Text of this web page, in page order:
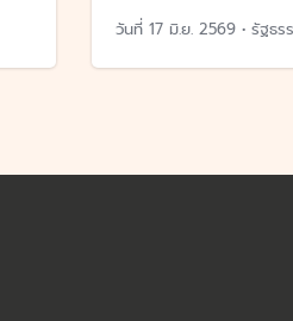
วันที่ 17 มิ.ย. 2569 • รัฐธ